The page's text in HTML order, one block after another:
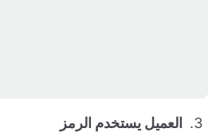
العميل يستخدم الرمز